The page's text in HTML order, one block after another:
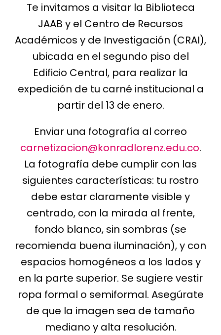
Te invitamos a visitar la Biblioteca
JAAB y el Centro de Recursos
Académicos y de Investigación (CRAI),
ubicada en el segundo piso del
Edificio Central, para realizar la
expedición de tu carné institucional a
partir del 13 de enero.
Enviar una fotografía al correo
carnetizacion@konradlorenz.edu.co.
La fotografía debe cumplir con las
siguientes características: tu rostro
debe estar claramente visible y
centrado, con la mirada al frente,
fondo blanco, sin sombras (se
recomienda buena iluminación), y con
espacios homogéneos a los lados y
en la parte superior. Se sugiere vestir
ropa formal o semiformal. Asegúrate
de que la imagen sea de tamaño
mediano y alta resolución.